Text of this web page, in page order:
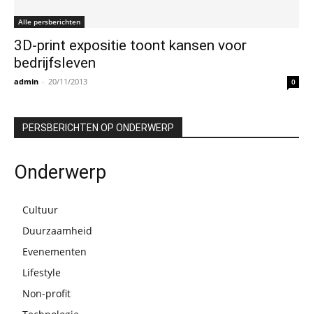
Alle persberichten
3D-print expositie toont kansen voor
bedrijfsleven
admin - 20/11/2013 0
PERSBERICHTEN OP ONDERWERP
Onderwerp
Cultuur
Duurzaamheid
Evenementen
Lifestyle
Non-profit